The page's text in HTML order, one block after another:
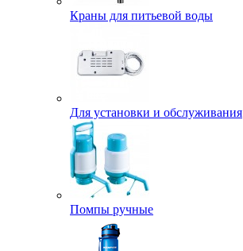
Краны для питьевой воды
Для установки и обслуживания
Помпы ручные